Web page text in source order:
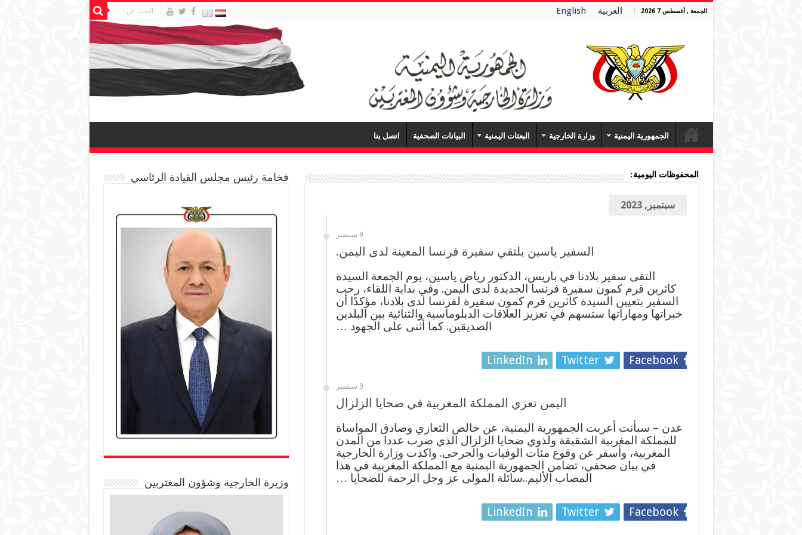
الجمعة , أغسطس 7 2026 العربية English
الجمهورية اليمنية وزارة الخارجية البعثات اليمنية البيانات الصحفية اتصل بنا
المحفوظات اليومية:
سبتمبر, 2023
9 سبتمبر
السفير ياسين يلتقي سفيرة فرنسا المعينة لدى اليمن.
التقى سفير بلادنا في باريس، الدكتور رياض ياسين، يوم الجمعة السيدة
كاثرين قرم كمون سفيرة فرنسا الجديدة لدى اليمن. وفي بداية اللقاء، رحب
السفير بتعيين السيدة كاثرين قرم كمون سفيرة لفرنسا لدى بلادنا، مؤكدًا أن
خبراتها ومهاراتها ستسهم في تعزيز العلاقات الدبلوماسية والثنائية بين البلدين
الصديقين. كما أثنى على الجهود …
Facebook
Twitter
LinkedIn
9 سبتمبر
اليمن تعزي المملكة المغربية في ضحايا الزلزال
عدن – سبأنت أعربت الجمهورية اليمنية، عن خالص التعازي وصادق المواساة
للمملكة المغربية الشقيقة ولذوي ضحايا الزلزال الذي ضرب عددا من المدن
المغربية، وأسفر عن وقوع مئات الوفيات والجرحى. واكدت وزارة الخارجية
في بيان صحفي، تضامن الجمهورية اليمنية مع المملكة المغربية في هذا
المصاب الأليم..سائلة المولى عز وجل الرحمة للضحايا …
Facebook
Twitter
LinkedIn
فخامة رئيس مجلس القيادة الرئاسي
وزيرة الخارجية وشؤون المغتربين